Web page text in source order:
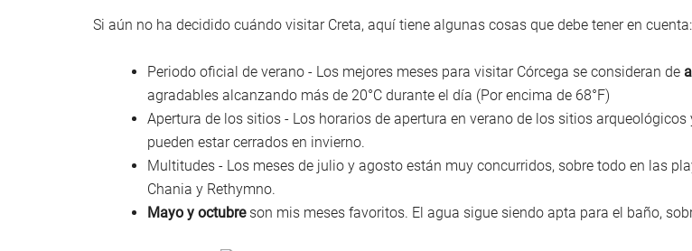
Si aún no ha decidido cuándo visitar Creta, aquí tiene algunas cosas que debe tener en cuenta:
Periodo oficial de verano - Los mejores meses para visitar Córcega se consideran de
agradables alcanzando más de 20°C durante el día (Por encima de 68°F)
Apertura de los sitios - Los horarios de apertura en verano de los sitios
pueden estar cerrados en invierno.
Multitudes - Los meses de julio y agosto están muy concurridos, sobre todo en las
Chania y Rethymno.
Mayo y octubre son mis meses favoritos. El agua sigue siendo apta para el baño,